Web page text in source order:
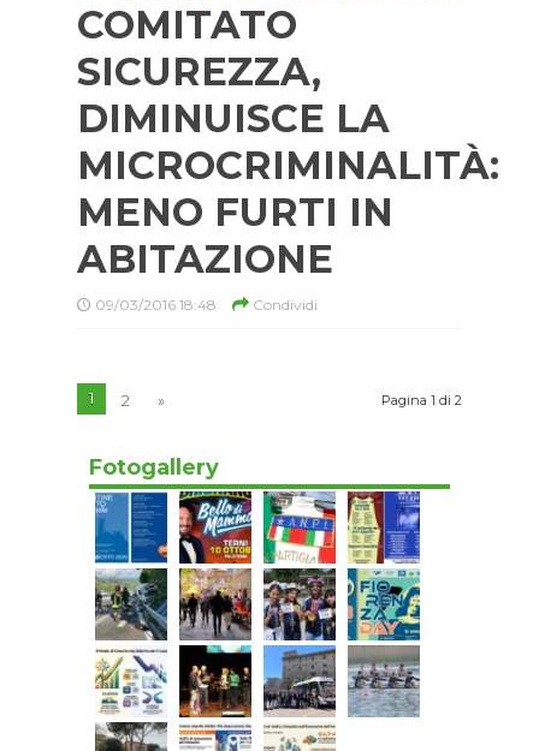
COMITATO
SICUREZZA,
DIMINUISCE LA
MICROCRIMINALITÀ:
MENO FURTI IN
ABITAZIONE
09/03/2016 18:48 Condividi
Pagina 1 di 2
1 2 »
Fotogallery